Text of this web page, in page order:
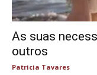
As suas
outros
Patricia Tavares